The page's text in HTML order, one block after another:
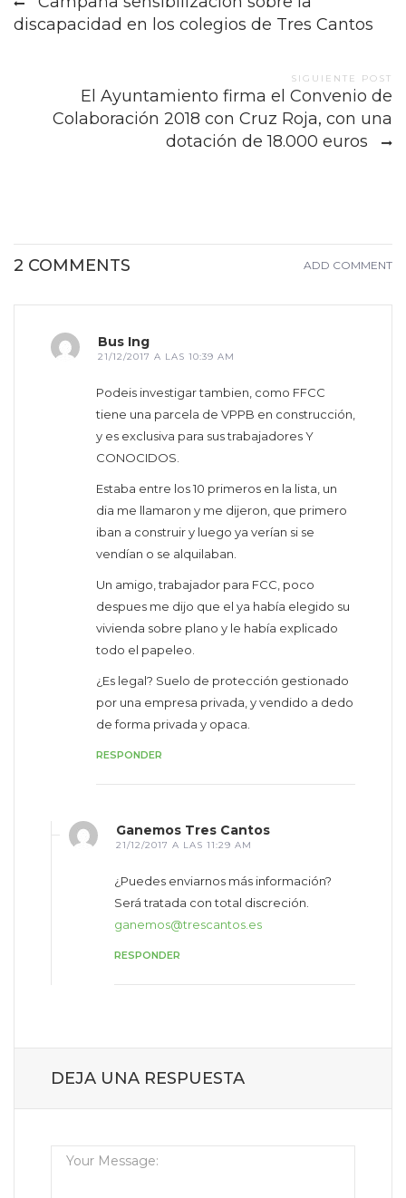
navigation
discapacidad en los colegios de Tres Cantos
SIGUIENTE POST
El Ayuntamiento firma el Convenio de
Colaboración 2018 con Cruz Roja, con una
dotación de 18.000 euros
2 COMMENTS ADD COMMENT
Bus Ing
21/12/2017 A LAS 10:39 AM
Podeis investigar tambien, como FFCC
tiene una parcela de VPPB en construcción,
y es exclusiva para sus trabajadores Y
CONOCIDOS.
Estaba entre los 10 primeros en la lista, un
dia me llamaron y me dijeron, que primero
iban a construir y luego ya verían si se
vendían o se alquilaban.
Un amigo, trabajador para FCC, poco
despues me dijo que el ya había elegido su
vivienda sobre plano y le había explicado
todo el papeleo.
¿Es legal? Suelo de protección gestionado
por una empresa privada, y vendido a dedo
de forma privada y opaca.
RESPONDER
Ganemos Tres Cantos
21/12/2017 A LAS 11:29 AM
¿Puedes enviarnos más información?
Será tratada con total discreción.
ganemos@trescantos.es
RESPONDER
DEJA UNA RESPUESTA